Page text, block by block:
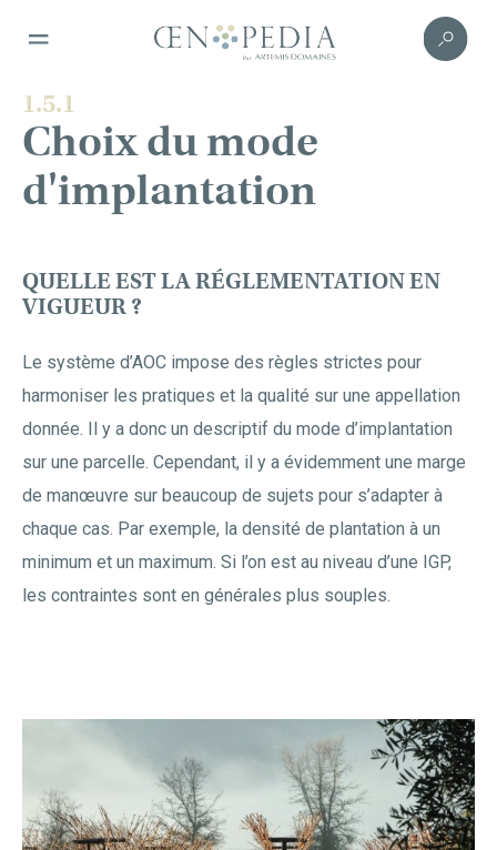
1.5.1
Choix du mode
d'implantation
QUELLE EST LA RÉGLEMENTATION EN
VIGUEUR ?
Le système d’AOC impose des règles strictes pour
harmoniser les pratiques et la qualité sur une appellation
donnée. Il y a donc un descriptif du mode d’implantation
sur une parcelle. Cependant, il y a évidemment une marge
de manœuvre sur beaucoup de sujets pour s’adapter à
chaque cas. Par exemple, la densité de plantation à un
minimum et un maximum. Si l’on est au niveau d’une IGP,
les contraintes sont en générales plus souples.